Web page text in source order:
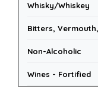
Whisky/Whiskey
Bitters,
Non-Alcoholic
Wines - Fortified